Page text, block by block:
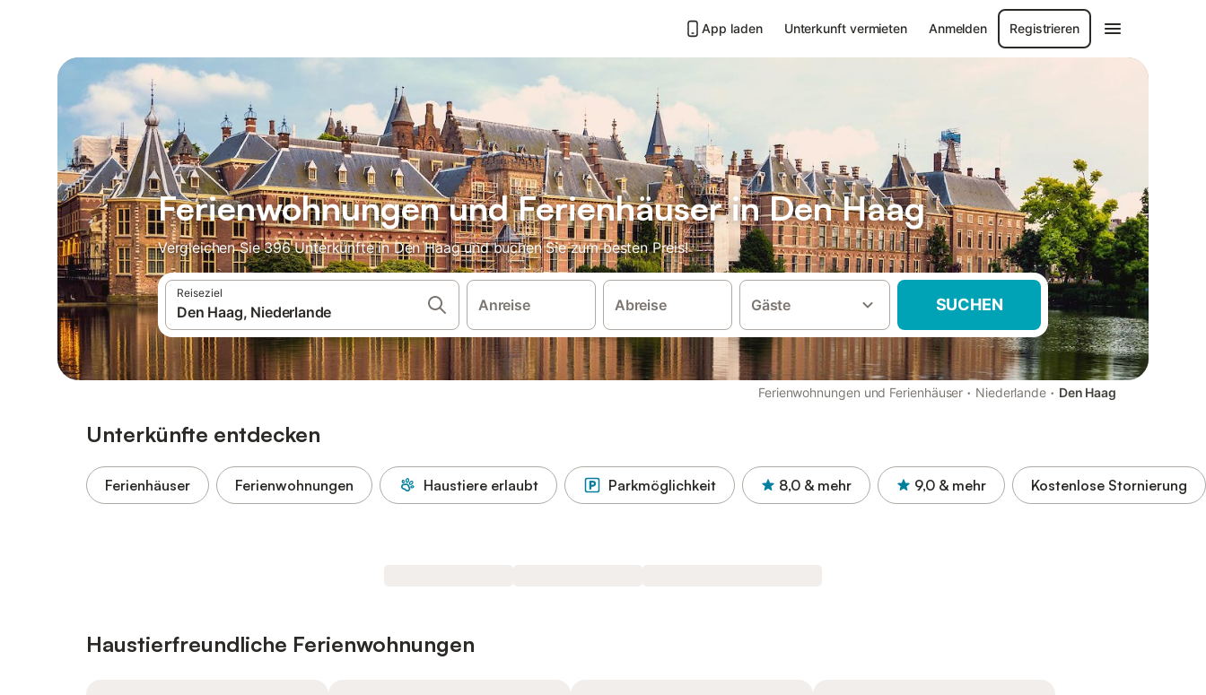
App laden Unterkunft vermieten Anmelden Registrieren
Ferienwohnungen und Ferienhäuser in Den Haag
Vergleichen Sie 396 Unterkünfte in Den Haag und buchen Sie zum besten Preis!
Reiseziel
Anreise Abreise Gäste SUCHEN
Ferienwohnungen und Ferienhäuser · Niederlande · Den Haag
Unterkünfte entdecken
Ferienhäuser Ferienwohnungen Haustiere erlaubt Parkmöglichkeit 8,0 & mehr 9,0 & mehr Kostenlose Stornierung
Haustierfreundliche Ferienwohnungen